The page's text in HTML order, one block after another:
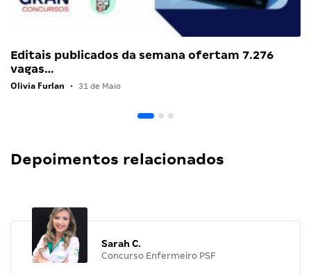
Editais publicados da semana ofertam 7.276
vagas…
Olivia Furlan • 31 de Maio
Depoimentos relacionados
Sarah C.
Concurso Enfermeiro PSF